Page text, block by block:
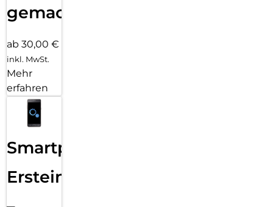
gemacht!
ab 30,00 €
inkl. MwSt.
Mehr
erfahren
Smartphone
Ersteinrichtung